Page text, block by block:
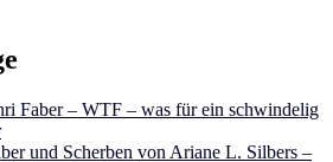
Faber – WTF – was für ein schwindelig
und Scherben von Ariane L. Silbers –